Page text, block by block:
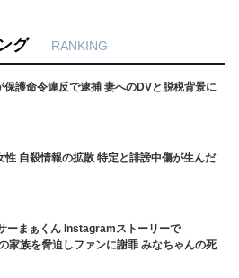
グ RANKING
保護命令違反で逮捕 妻へのDVと脱税背景に
性 自殺情報の拡散 特定と誹謗中傷が生んだ
ーまぁくん Instagramストーリーで
家族を脅迫しファンに謝罪 みなちゃんの死